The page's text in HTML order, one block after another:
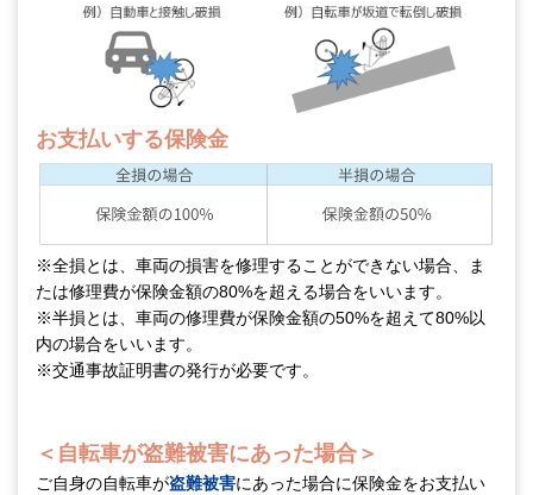
お支払いする保険金
※全損とは、車両の損害を修理することができない場合、ま
たは修理費が保険金額の80%を超える場合をいいます。
※半損とは、車両の修理費が保険金額の50%を超えて80%以
内の場合をいいます。
※交通事故証明書の発行が必要です。
＜自転車が盗難被害にあった場合＞
ご自身の自転車が盗難被害にあった場合に保険金をお支払い